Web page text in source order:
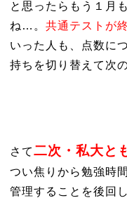
と思ったらもう１月
ね…。 共通テストが
いった人も、点数に
持ちを切り替えて次
さて二次・私大と
つい焦りから勉強時
管理することを後回